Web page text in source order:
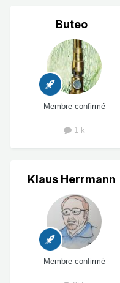
Buteo
Membre confirmé
1 k
Klaus Herrmann
Membre confirmé